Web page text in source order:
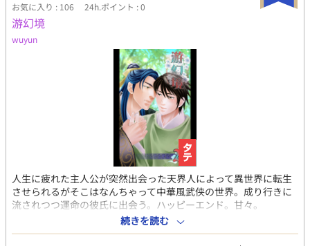
お気に入り : 106 24h.ポイント : 0
游幻境
wuyun
人生に疲れた主人公が突然出会った天界人によって異世界に転生
させられるがそこはなんちゃって中華風武侠の世界。成り行きに
流されつつ運命の彼氏に出会う。ハッピーエンド。甘々。
✼••┈┈┈┈••✼••┈┈┈┈••✼ 第一部は完結しました。 第二部は
完結しました。 第三部の準備中です〜
続きを読む